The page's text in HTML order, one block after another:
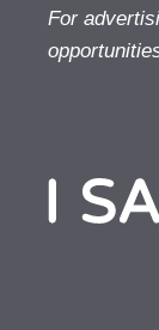
For